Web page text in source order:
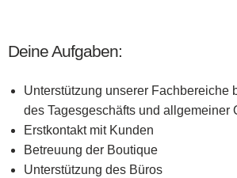
Deine Aufgaben:
Unterstützung unserer Fachbereiche
des Tagesgeschäfts und allgemeiner
Erstkontakt mit Kunden
Betreuung der Boutique
Unterstützung des Büros